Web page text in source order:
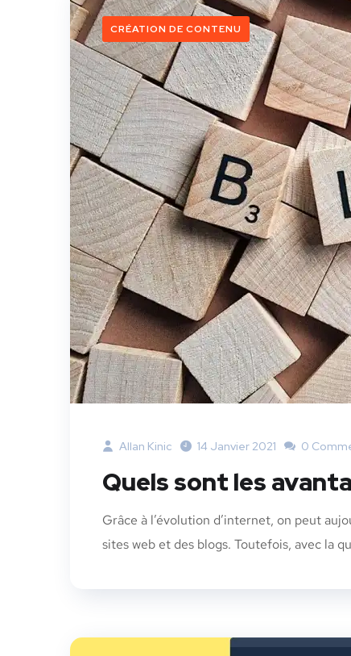
CRÉATION DE CONTENU
Allan Kinic 14 Janvier 2021 0
Quels sont les
Grâce à l’évolution d’internet, on peut
sites web et des blogs. Toutefois, avec la